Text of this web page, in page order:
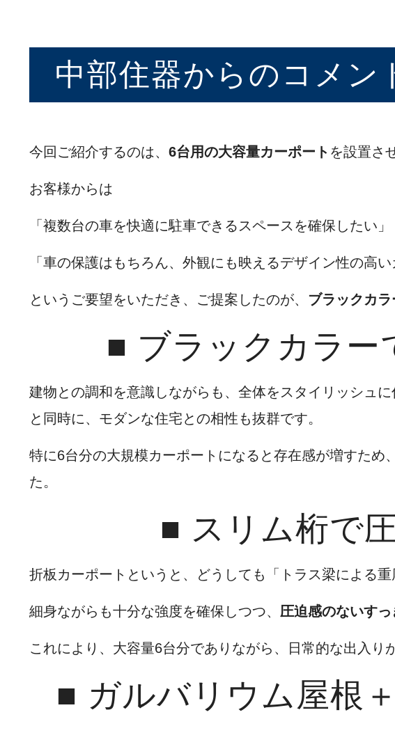
中部住器からのコメン
今回ご紹介するのは、 6台用の大容量カーポート を設置さ
お客様からは
「複数台の車を快適に駐車できるスペースを確保したい」
「車の保護はもちろん、外観にも映えるデザイン性の高い
というご要望をいただき、ご提案したのが、 ブラックカ
■ ブラックカラー
建物との調和を意識しながらも、全体をスタイリッシュ
と同時に、モダンな住宅との相性も抜群です。
特に6台分の大規模カーポートになると存在感が増すため
た。
■ スリム桁で
折板カーポートというと、どうしても「トラス梁による
細身ながらも十分な強度を確保しつつ、 圧迫感のないす
これにより、大容量6台分でありながら、日常的な出入り
■ ガルバリウム屋根